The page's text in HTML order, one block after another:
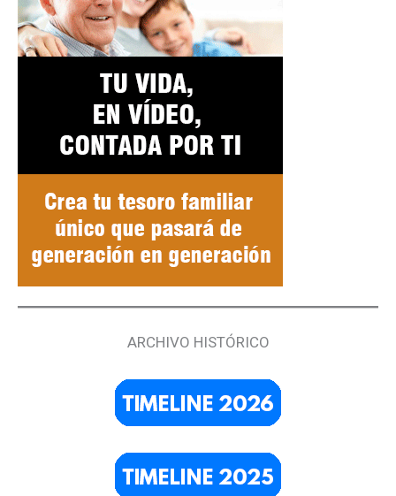
ARCHIVO HISTÓRICO